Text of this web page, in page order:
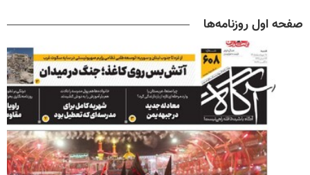
صفحه اول روزنامه‌ها